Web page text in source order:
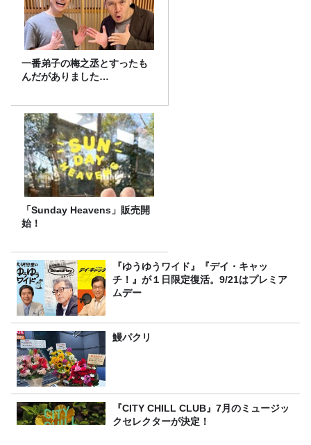
一番弟子の梅之丞とすったも
んだがありました…
「Sunday Heavens」販売開
始！
『ゆうゆうワイド』『デイ・キャッ
チ！』が１日限定復活。9/21はプレミア
ムデー
鰻パクリ
『CITY CHILL CLUB』7月のミュージッ
クセレクターが決定！